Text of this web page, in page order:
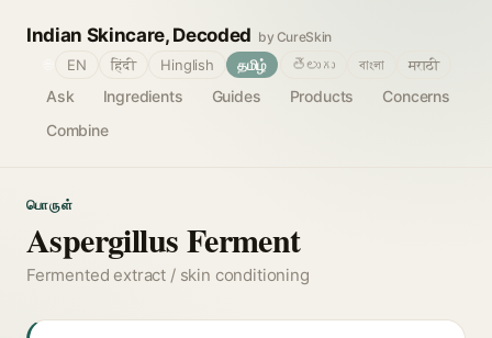
Indian Skincare, Decoded by CureSkin
Ask Ingredients Guides Products
Concerns
Combine
EN हिंदी Hinglish தமிழ் తెలుగు বাংলা मराठी
பொருள்
Aspergillus Ferment
Fermented extract / skin conditioning